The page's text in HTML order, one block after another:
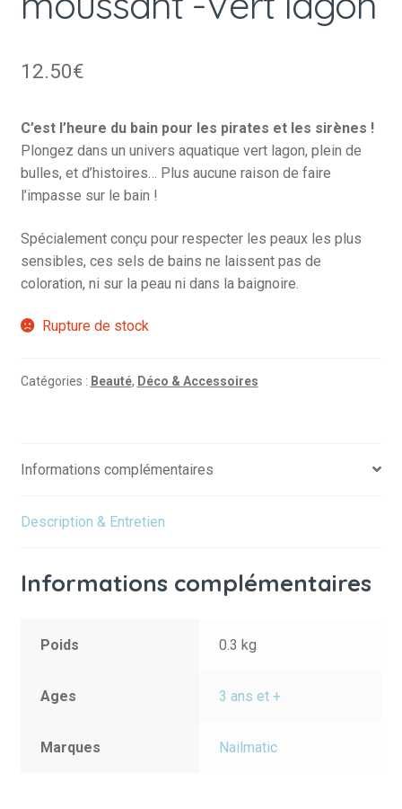
12.50€
C’est l’heure du bain pour les pirates et les sirènes !
Plongez dans un univers aquatique vert lagon, plein de
bulles, et d’histoires… Plus aucune raison de faire
l’impasse sur le bain !
Spécialement conçu pour respecter les peaux les plus
sensibles, ces sels de bains ne laissent pas de
coloration, ni sur la peau ni dans la baignoire.
Rupture de stock
Catégories : Beauté, Déco & Accessoires
Informations complémentaires
Description & Entretien
Informations complémentaires
Poids 0.3 kg
Ages 3 ans et +
Marques Nailmatic